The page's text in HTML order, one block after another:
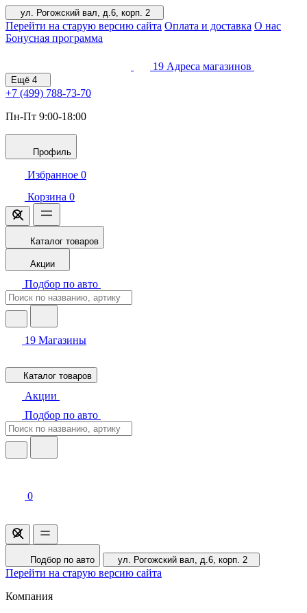
ул. Рогожский вал, д.6, корп. 2
Перейти на старую версию сайта Оплата и доставка О нас
Бонусная программа
19 Адреса магазинов
Ещё 4
+7 (499) 788-73-70
Пн-Пт 9:00-18:00
Профиль
Избранное 0
Корзина 0
Каталог товаров
Акции
Подбор по авто
19 Магазины
Каталог товаров
Акции
Подбор по авто
0
Подбор по авто ул. Рогожский вал, д.6, корп. 2
Перейти на старую версию сайта
Компания